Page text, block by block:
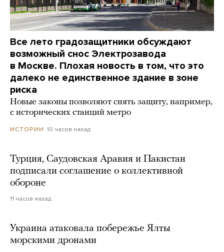
Все лето градозащитники обсуждают
возможный снос Электрозавода
в Москве. Плохая новость в том, что это
далеко не единственное здание в зоне
риска
Новые законы позволяют снять защиту, например,
с исторических станций метро
ИСТОРИИ 10 часов назад
Турция, Саудовская Аравия и Пакистан
подписали соглашение о коллективной
обороне
11 часов назад
Украина атаковала побережье Ялты
морскими дронами